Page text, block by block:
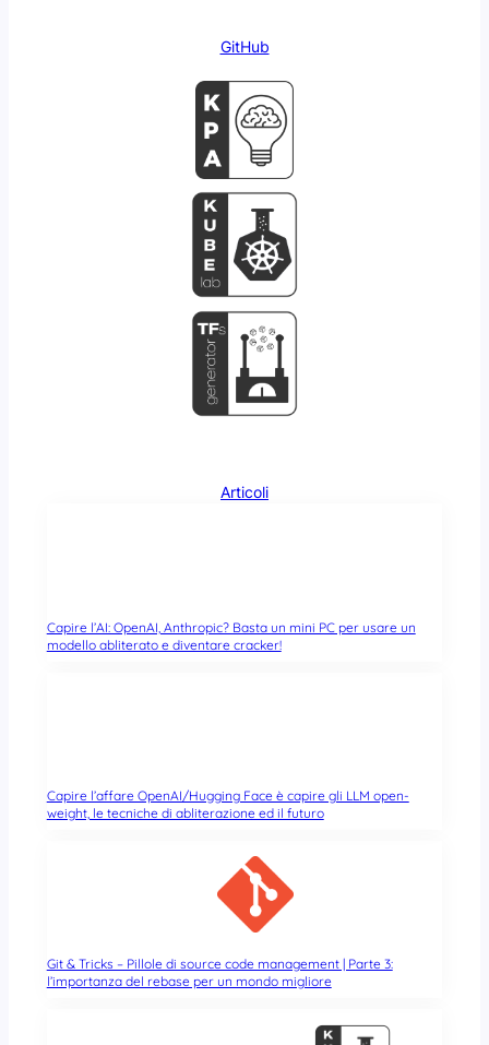
GitHub
Articoli
Capire l’AI: OpenAI, Anthropic? Basta un mini PC per usare un
modello abliterato e diventare cracker!
Capire l’affare OpenAI/Hugging Face è capire gli LLM open-
weight, le tecniche di abliterazione ed il futuro
Git & Tricks – Pillole di source code management | Parte 3:
l’importanza del rebase per un mondo migliore